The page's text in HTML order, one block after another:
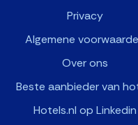
Privacy
Algemene
Over ons
Beste aanbieder van
Hotels.nl op Linkedin